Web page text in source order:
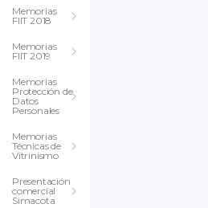
Memorias
FIIT 2018
Memorias
FIIT 2019
Memorias
Protección de
Datos
Personales
Memorias
Técnicas de
Vitrinismo
Presentación
comercial
Simacota